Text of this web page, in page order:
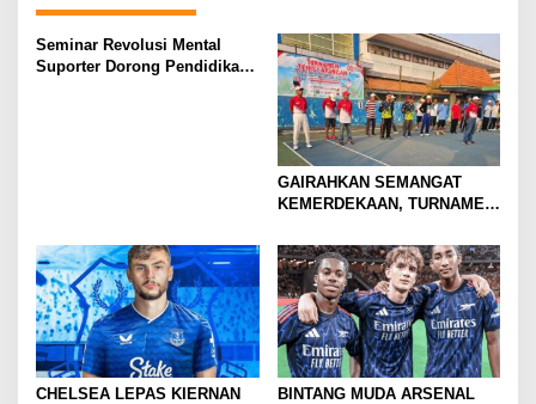
Seminar Revolusi Mental
Suporter Dorong Pendidikan
GAIRAHKAN SEMANGAT
KEMERDEKAAN, TURNAMEN
MOJOKERTO RAYA RESMI
BERGULIR
CHELSEA LEPAS KIERNAN
BINTANG MUDA ARSENAL